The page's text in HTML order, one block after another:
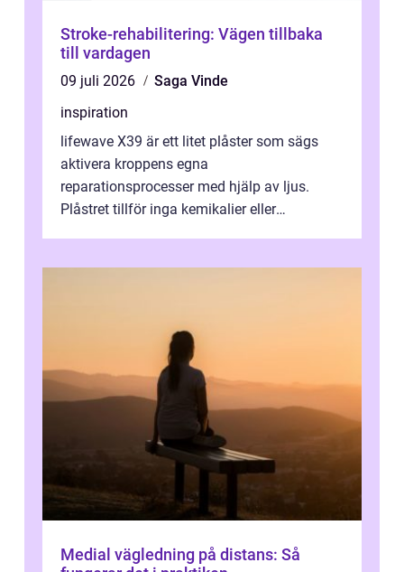
Stroke-rehabilitering: Vägen tillbaka
till vardagen
09 juli 2026
Saga Vinde
inspiration
lifewave X39 är ett litet plåster som sägs
aktivera kroppens egna
reparationsprocesser med hjälp av ljus.
Plåstret tillför inga kemikalier eller
Medial vägledning på distans: Så